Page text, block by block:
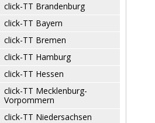
click-TT Brandenburg
click-TT Bayern
click-TT Bremen
click-TT Hamburg
click-TT Hessen
click-TT Mecklenburg-
Vorpommern
click-TT Niedersachsen